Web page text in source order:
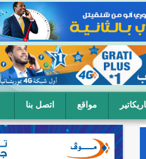
مواقع اتصل بنا